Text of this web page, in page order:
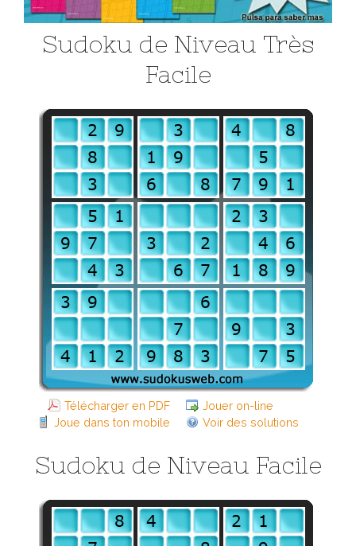
Sudoku de Niveau Très
Facile
Télécharger en PDF
Jouer on-line
Joue dans ton mobile
Voir des solutions
Sudoku de Niveau Facile